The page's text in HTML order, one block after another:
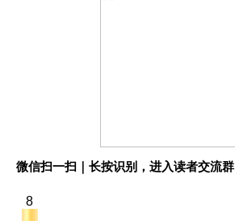
微信扫一扫｜长按识别，进入读者交流群
8